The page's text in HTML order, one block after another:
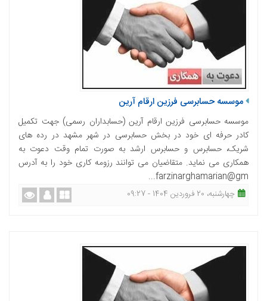
موسسه حسابرسی فرزین ارقام آرین
موسسه حسابرسی فرزین ارقام آرین (حسابداران رسمی) جهت تکمیل
کادر حرفه ای خود در بخش حسابرسی در شهر مشهد در رده های
شریک، حسابرس و حسابرس ارشد به صورت تمام وقت دعوت به
همکاری می نماید. متقاضیان می توانند رزومه کاری خود را به آدرس
farzinarghamarian@gm...
چهارشنبه، 20 فروردین 1404 - 09:27